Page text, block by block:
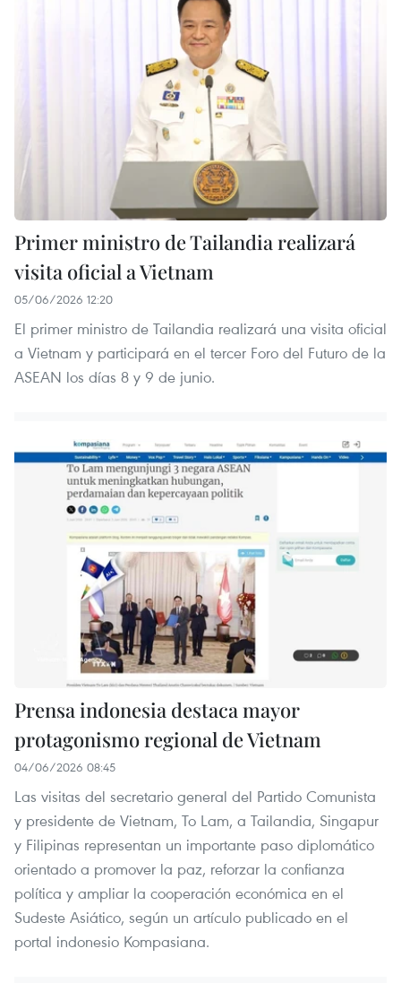
Primer ministro de Tailandia realizará
visita oficial a Vietnam
05/06/2026 12:20
El primer ministro de Tailandia realizará una visita oficial
a Vietnam y participará en el tercer Foro del Futuro de la
ASEAN los días 8 y 9 de junio.
Prensa indonesia destaca mayor
protagonismo regional de Vietnam
04/06/2026 08:45
Las visitas del secretario general del Partido Comunista
y presidente de Vietnam, To Lam, a Tailandia, Singapur
y Filipinas representan un importante paso diplomático
orientado a promover la paz, reforzar la confianza
política y ampliar la cooperación económica en el
Sudeste Asiático, según un artículo publicado en el
portal indonesio Kompasiana.